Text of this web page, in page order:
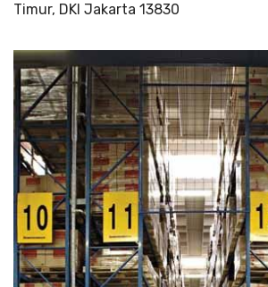
Timur, DKI Jakarta 13830